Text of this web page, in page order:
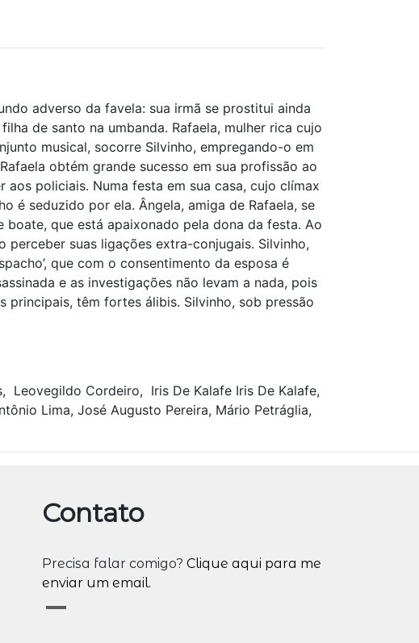
adverso da favela: sua irmã se prostitui ainda
de santo na umbanda. Rafaela, mulher rica cujo
musical, socorre Silvinho, empregando-o em
obtém grande sucesso em sua profissão ao
policiais. Numa festa em sua casa, cujo clímax
é seduzido por ela. Ângela, amiga de Rafaela, se
que está apaixonado pela dona da festa. Ao
perceber suas ligações extra-conjugais. Silvinho,
que com o consentimento da esposa é
e as investigações não levam a nada, pois
principais, têm fortes álibis. Silvinho, sob pressão
Leovegildo Cordeiro, Iris De Kalafe Iris De Kalafe,
Lima, José Augusto Pereira, Mário Petráglia,
Contato
Precisa falar comigo? Clique aqui para me
enviar um email.